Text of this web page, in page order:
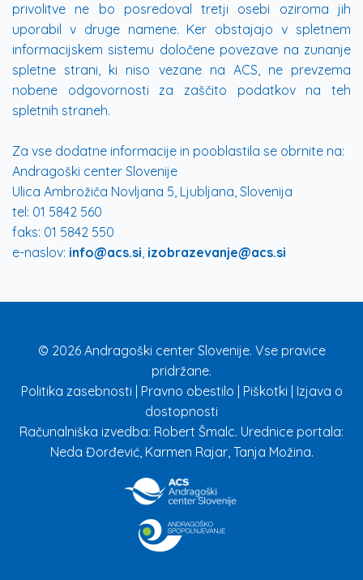
privolitve ne bo posredoval tretji osebi oziroma jih
uporabil v druge namene. Ker obstajajo v spletnem
informacijskem sistemu določene povezave na zunanje
spletne strani, ki niso vezane na ACS, ne prevzema
nobene odgovornosti za zaščito podatkov na teh
spletnih straneh.
Za vse dodatne informacije in pooblastila se obrnite na:
Andragoški center Slovenije
Ulica Ambrožiča Novljana 5, Ljubljana, Slovenija
tel: 01 5842 560
faks: 01 5842 550
e-naslov: info@acs.si, izobrazevanje@acs.si
© 2026 Andragoški center Slovenije. Vse pravice
pridržane.
Politika zasebnosti
Pravno obestilo Piškotki
Izjava o
dostopnosti
Računalniška izvedba: Robert Šmalc. Urednice portala:
Neda Đorđević, Karmen Rajar, Tanja Možina.